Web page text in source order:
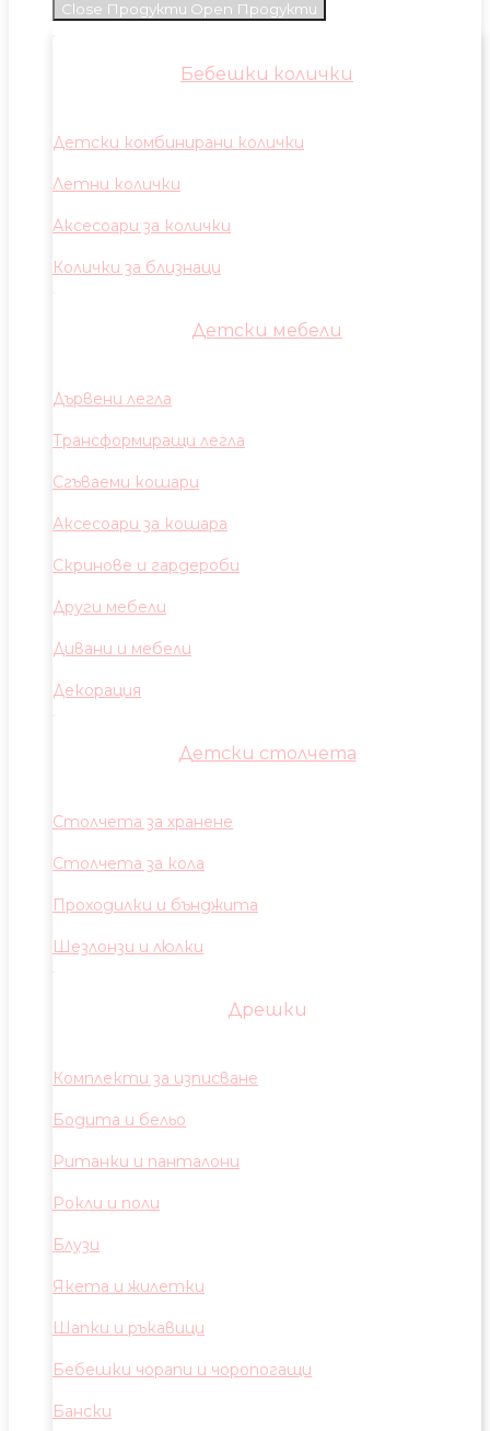
Close Продукти Open Продукти
Бебешки колички
Детски комбинирани колички
Летни колички
Аксесоари за колички
Колички за близнаци
Детски мебели
Дървени легла
Трансформиращи легла
Сгъваеми кошари
Аксесоари за кошара
Скринове и гардероби
Други мебели
Дивани и мебели
Декорация
Детски столчета
Столчета за хранене
Столчета за кола
Проходилки и бънджита
Шезлонзи и люлки
Дрешки
Комплекти за изписване
Бодита и бельо
Ританки и панталони
Рокли и поли
Блузи
Якета и жилетки
Шапки и ръкавици
Бебешки чорапи и чоропогащи
Бански